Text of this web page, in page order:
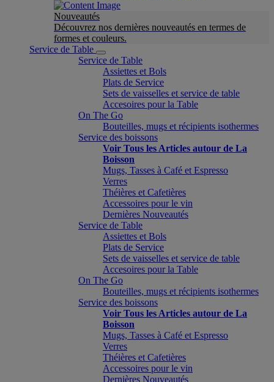
Nouveautés
Découvrez nos dernières nouveautés en termes de
formes et couleurs.
Service de Table
Service de Table
Assiettes et Bols
Plats de Service
Sets de vaisselles et service de table
Accesoires pour la Table
On The Go
Bouteilles, mugs et récipients isothermes
Service des boissons
Voir Tous les Articles autour de La
Boisson
Mugs, Tasses à Café et Espresso
Verres
Théières et Cafetières
Accessoires pour le vin
Dernières Nouveautés
Service de Table
Assiettes et Bols
Plats de Service
Sets de vaisselles et service de table
Accesoires pour la Table
On The Go
Bouteilles, mugs et récipients isothermes
Service des boissons
Voir Tous les Articles autour de La
Boisson
Mugs, Tasses à Café et Espresso
Verres
Théières et Cafetières
Accessoires pour le vin
Dernières Nouveautés